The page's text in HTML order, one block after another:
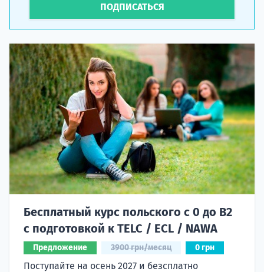
ПОДПИСАТЬСЯ
Бесплатный курс польского с 0 до B2
с подготовкой к TELC / ECL / NAWA
Предложение 3900 грн/месяц 0 грн
Поступайте на осень 2027 и безсплатно